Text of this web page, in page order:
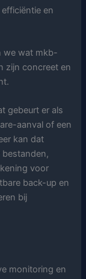
en
we wat mkb-
zijn concreet en
gebeurt er als
aanval of een
kan dat
voor
back-up en
bij
monitoring en